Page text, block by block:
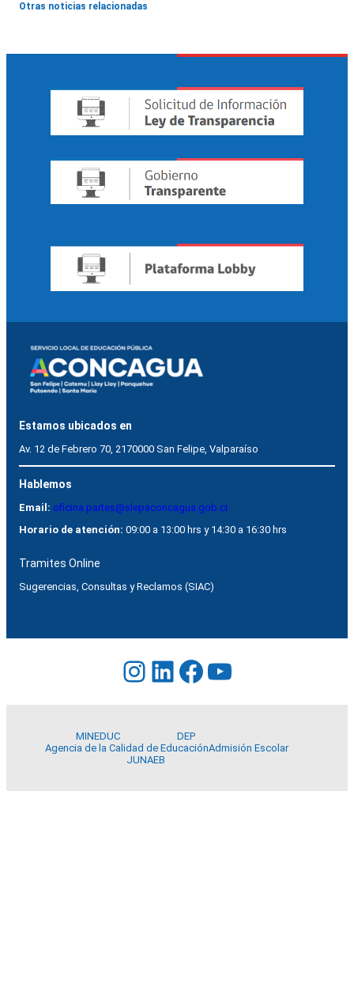
Otras noticias relacionadas
Estamos ubicados en
Av. 12 de Febrero 70, 2170000 San Felipe, Valparaíso
Hablemos
Email: oficina.partes@slepaconcagua.gob.cl
Horario de atención: 09:00 a 13:00 hrs y 14:30 a 16:30 hrs
Tramites Online
Sugerencias, Consultas y Reclamos (SIAC)
Instagram
LinkedIn
Facebook
YouTube
MINEDUC
DEP
Agencia de la Calidad de EducaciónAdmisión Escolar
JUNAEB